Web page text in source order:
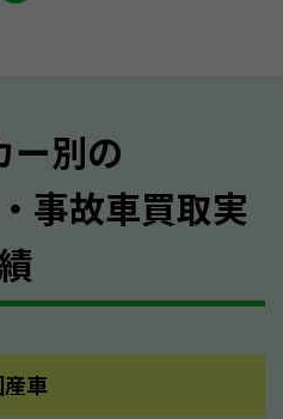
ー別の
事故車買取実
産車